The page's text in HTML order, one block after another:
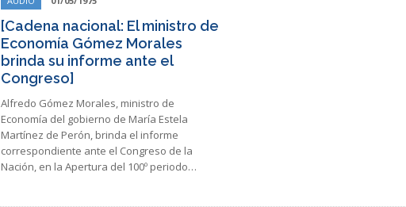
[Cadena nacional: El ministro de
Economía Gómez Morales
brinda su informe ante el
Congreso]
Alfredo Gómez Morales, ministro de
Economía del gobierno de María Estela
Martínez de Perón, brinda el informe
correspondiente ante el Congreso de la
Nación, en la Apertura del 100º periodo…